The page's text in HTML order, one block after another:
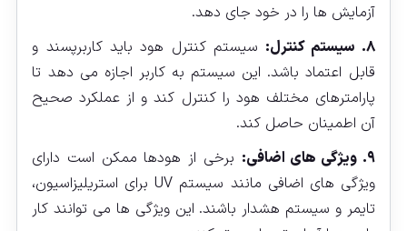
آزمایش‌ ها را در خود جای دهد.
۸. سیستم کنترل:
سیستم کنترل هود باید کاربرپسند و
قابل اعتماد باشد. این سیستم به کاربر اجازه می‌ دهد تا
پارامترهای مختلف هود را کنترل کند و از عملکرد صحیح
آن اطمینان حاصل کند.
۹. ویژگی‌ های اضافی:
برخی از هودها ممکن است دارای
ویژگی‌ های اضافی مانند سیستم UV برای استریلیزاسیون،
تایمر و سیستم هشدار باشند. این ویژگی‌ ها می‌ توانند کار